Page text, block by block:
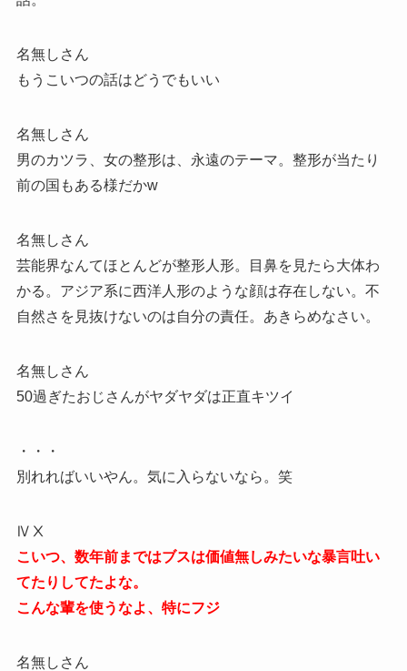
名無しさん
もうこいつの話はどうでもいい
名無しさん
男のカツラ、女の整形は、永遠のテーマ。整形が当たり
前の国もある様だかw
名無しさん
芸能界なんてほとんどが整形人形。目鼻を見たら大体わ
かる。アジア系に西洋人形のような顔は存在しない。不
自然さを見抜けないのは自分の責任。あきらめなさい。
名無しさん
50過ぎたおじさんがヤダヤダは正直キツイ
・・・
別れればいいやん。気に入らないなら。笑
ⅣⅩ
こいつ、数年前まではブスは価値無しみたいな暴言吐い
てたりしてたよな。
こんな輩を使うなよ、特にフジ
名無しさん